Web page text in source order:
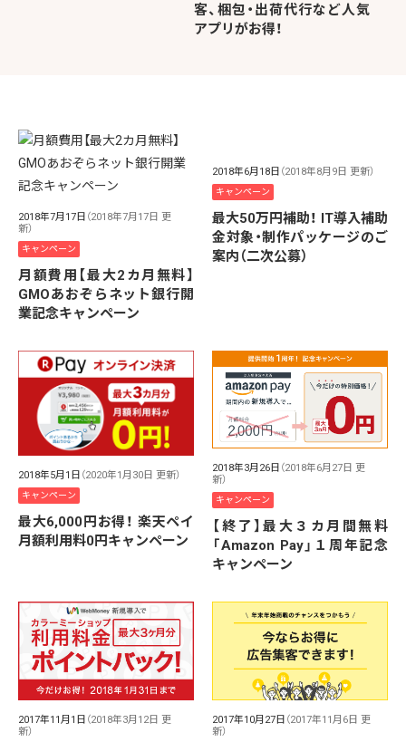
客、梱包・出荷代行など人気
アプリがお得！
2018年7月17日 （2018年7月17日 更
新）
キャンペーン
月額費用【最大2カ月無料】
GMOあおぞらネット銀行開
業記念キャンペーン
2018年6月18日 （2018年8月9日 更新）
キャンペーン
最大50万円補助！ IT導入補助
金対象・制作パッケージのご
案内（二次公募）
2018年5月1日 （2020年1月30日 更新）
キャンペーン
最大6,000円お得！ 楽天ペイ
月額利用料0円キャンペーン
2018年3月26日 （2018年6月27日 更
新）
キャンペーン
【終了】最大３カ月間無料
「Amazon Pay」１周年記念
キャンペーン
2017年11月1日 （2018年3月12日 更
新）
2017年10月27日 （2017年11月6日 更
新）